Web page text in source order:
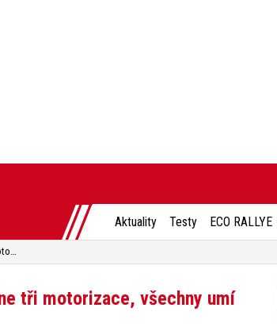
Aktuality Testy ECO RALLYE
Nový Peugeot 408 odhalen, nabídne tři motorizace, všechny umí jezdit na elektřinu
tři motorizace, všechny umí